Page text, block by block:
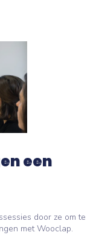
een
door ze om te
met Wooclap.